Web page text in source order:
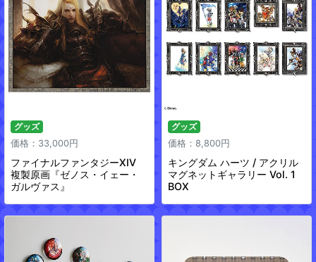
グッズ
価格：33,000円
ファイナルファンタジーXIV
複製原画『ゼノス・イェー・
ガルヴァス』
グッズ
価格：8,800円
キングダム ハーツ / アクリル
マグネットギャラリー Vol. 1
BOX